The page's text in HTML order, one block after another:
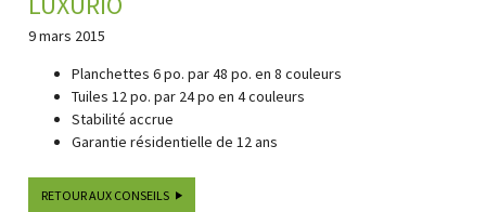
9 mars 2015
Planchettes 6 po. par 48 po. en 8 couleurs
Tuiles 12 po. par 24 po en 4 couleurs
Stabilité accrue
Garantie résidentielle de 12 ans
RETOUR AUX CONSEILS